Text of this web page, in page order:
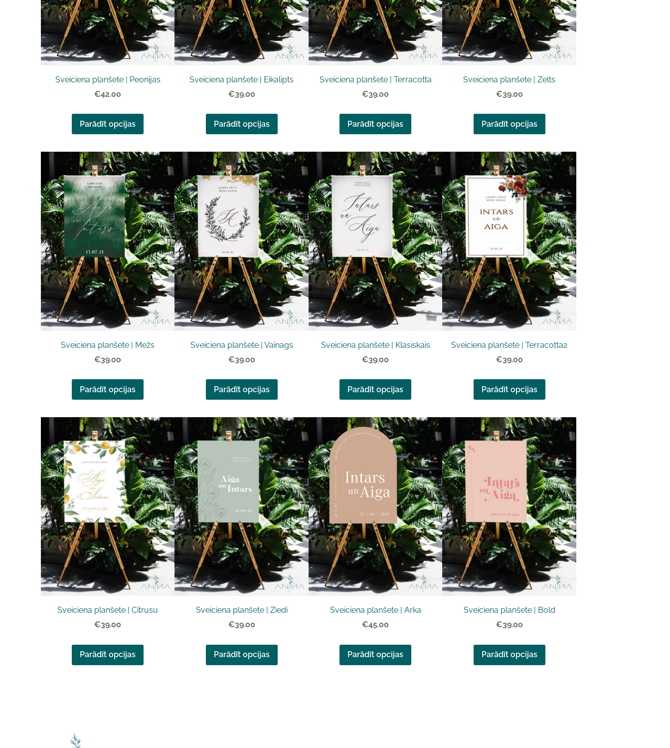
Sveiciena planšete | Peonijas
€42.00
Parādīt opcijas
Sveiciena planšete | Eikalipts
€39.00
Parādīt opcijas
Sveiciena planšete | Terracotta
€39.00
Parādīt opcijas
Sveiciena planšete | Zelts
€39.00
Parādīt opcijas
Sveiciena planšete | Mežs
€39.00
Parādīt opcijas
Sveiciena planšete | Vainags
€39.00
Parādīt opcijas
Sveiciena planšete | Klasiskais
€39.00
Parādīt opcijas
Sveiciena planšete | Terracotta2
€39.00
Parādīt opcijas
Sveiciena planšete | Citrusu
€39.00
Parādīt opcijas
Sveiciena planšete | Ziedi
€39.00
Parādīt opcijas
Sveiciena planšete | Arka
€45.00
Parādīt opcijas
Sveiciena planšete | Bold
€39.00
Parādīt opcijas